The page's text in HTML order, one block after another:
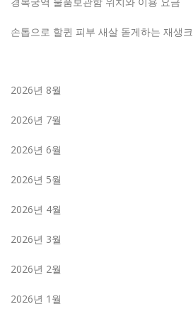
손톱으로 할퀸 피부 새살 돋게하는 재생
2026년 8월
2026년 7월
2026년 6월
2026년 5월
2026년 4월
2026년 3월
2026년 2월
2026년 1월